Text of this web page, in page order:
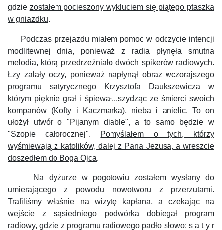
gdzie zostałem pocieszony wykluciem się piątego ptaszka
w gniazdku.
Podczas przejazdu miałem pomoc w odczycie intencji
modlitewnej dnia, ponieważ z radia płynęła smutna
melodia, którą przedrzeźniało dwóch spikerów radiowych.
Łzy zalały oczy, ponieważ napłynął obraz wczorajszego
programu satyrycznego Krzysztofa Daukszewicza w
którym pięknie grał i śpiewał...szydząc ze śmierci swoich
kompanów (Kofty i Kaczmarka), nieba i anielic. To on
ułożył utwór o "Pijanym diable", a to samo będzie w
"Szopie całorocznej". Pomyślałem o tych, którzy
wyśmiewają z katolików, dalej z Pana Jezusa, a wreszcie
doszedłem do Boga Ojca.
Na dyżurze w pogotowiu zostałem wysłany do
umierającego z powodu nowotworu z przerzutami.
Trafiliśmy właśnie na wizytę kapłana, a czekając na
wejście z sąsiedniego podwórka dobiegał program
radiowy, gdzie z programu radiowego padło słowo: s a t y r